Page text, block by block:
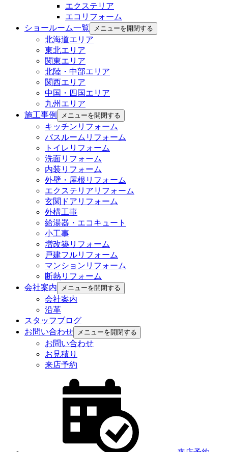
エクステリア
エコリフォーム
ショールーム一覧
メニューを開閉する
北海道エリア
東北エリア
関東エリア
北陸・中部エリア
関西エリア
中国・四国エリア
九州エリア
施工事例
メニューを開閉する
キッチンリフォーム
バスルームリフォーム
トイレリフォーム
洗面リフォーム
内装リフォーム
外壁・屋根リフォーム
エクステリアリフォーム
玄関ドアリフォーム
外構工事
給湯器・エコキュート
小工事
増改築リフォーム
戸建フルリフォーム
マンションリフォーム
断熱リフォーム
会社案内
メニューを開閉する
会社案内
沿革
スタッフブログ
お問い合わせ
メニューを開閉する
お問い合わせ
お見積り
来店予約